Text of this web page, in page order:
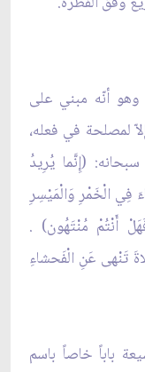
وهو أنّه مبني على
لمصلحة في فعله،
(إِنَّما يُرِيدُ
فِي الْخَمْرِ وَالْمَيْسِرِ
أَنْتُمْ مُنْتَهُون) .
تَنْهى عَنِ الْفَحشاءِ
باباً خاصاً باسم